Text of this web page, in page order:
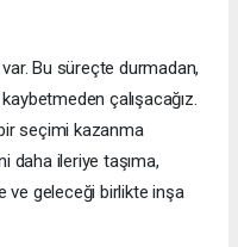
Bu süreçte durmadan,
çalışacağız.
seçimi kazanma
daha ileriye taşıma,
ve geleceği birlikte inşa